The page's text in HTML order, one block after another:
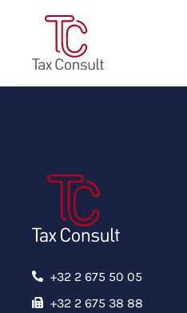
+32 2 675 50 05
+32 2 675 38 88